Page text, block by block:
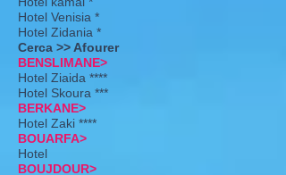
Hotel Venisia *
Hotel Zidania *
Cerca >> Afourer
BENSLIMANE>
Hotel Ziaida ****
Hotel Skoura ***
BERKANE>
Hotel Zaki ****
BOUARFA>
Hotel
BOUJDOUR>